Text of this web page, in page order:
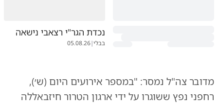
נכדת הגר"י רצאבי נישאה
בבלי|
05.08.26
מדובר צה"ל נמסר: "במספר אירועים היום (ש׳),
רחפני נפץ ששוגרו על ידי ארגון הטרור חיזבאללה